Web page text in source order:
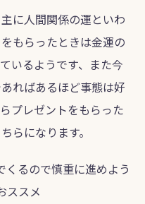
に人間関係の運といわ
もらったときは金運の
いるようです、また今
ればあるほど事態は好
プレゼントをもらった
らになります。
くるので慎重に進めよう
ススメ